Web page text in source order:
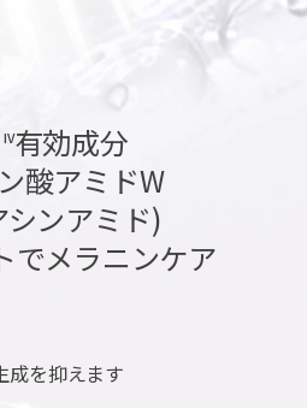
IV有効成分
酸アミドW
シンアミド)
でメラニンケア
成を抑えます